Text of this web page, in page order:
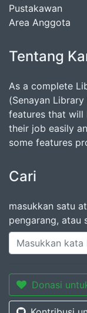
Pustakawan
Area Anggota
Tentang
As a complete
(Senayan
features that will
their job easily
some features
Cari
masukkan satu
pengarang, atau
Donasi